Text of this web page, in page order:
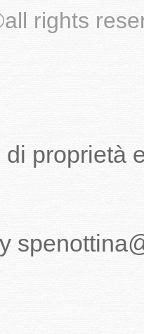
all rights
di proprietà